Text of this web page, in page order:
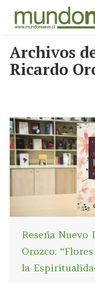
Archivos
Ricardo
Reseña Nuevo
Orozco:
la